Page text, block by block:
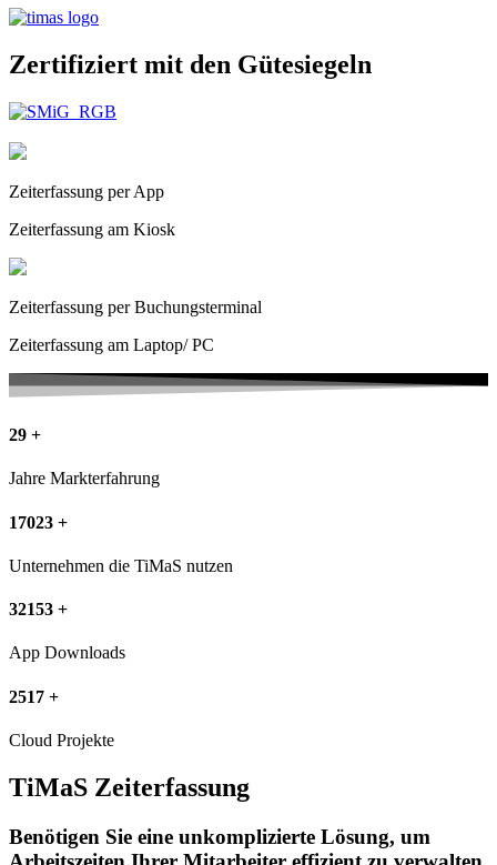
Zertifiziert mit den Gütesiegeln
Zeiterfassung per App
Zeiterfassung am Kiosk
Zeiterfassung per Buchungsterminal
Zeiterfassung am Laptop/ PC
29 +
Jahre Markterfahrung
17023 +
Unternehmen die TiMaS nutzen
32153 +
App Downloads
2517 +
Cloud Projekte
TiMaS Zeiterfassung
Benötigen Sie eine unkomplizierte Lösung, um